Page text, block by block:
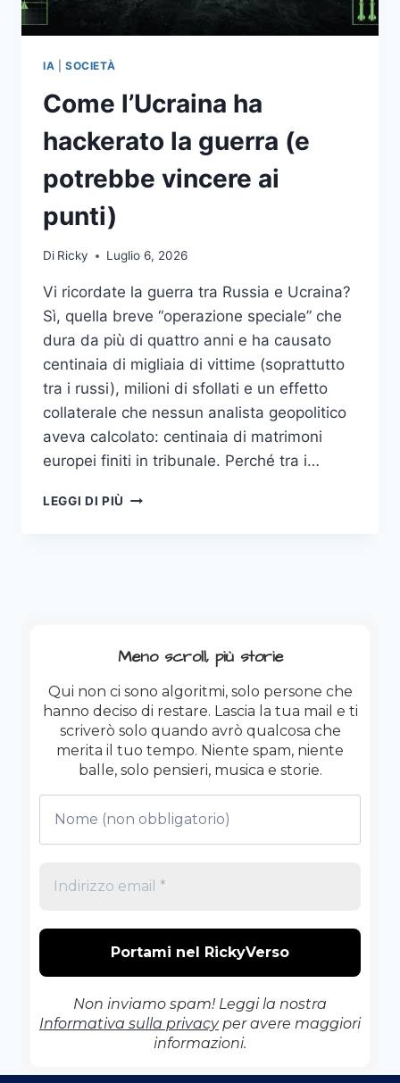
IA SOCIETÀ
Come l’Ucraina ha
hackerato la guerra (e
potrebbe vincere ai
punti)
Di Ricky Luglio 6, 2026
Vi ricordate la guerra tra Russia e Ucraina?
Sì, quella breve “operazione speciale” che
dura da più di quattro anni e ha causato
centinaia di migliaia di vittime (soprattutto
tra i russi), milioni di sfollati e un effetto
collaterale che nessun analista geopolitico
aveva calcolato: centinaia di matrimoni
europei finiti in tribunale. Perché tra i…
LEGGI DI PIÙ COME
AI
Meno scroll, più storie
Qui non ci sono algoritmi, solo persone che
hanno deciso di restare. Lascia la tua mail e ti
scriverò solo quando avrò qualcosa che
merita il tuo tempo. Niente spam, niente
balle, solo pensieri, musica e storie.
Non inviamo spam! Leggi la nostra
Informativa sulla privacyper avere maggiori
informazioni.